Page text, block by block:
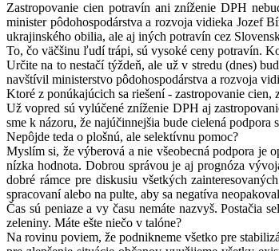
Zastropovanie cien potravín ani zníženie DPH
minister pôdohospodárstva a rozvoja vidieka Jozef
ukrajinského obilia, ale aj iných potravín cez
To, čo väčšinu ľudí trápi, sú vysoké ceny potravín.
Určite na to nestačí týždeň, ale už v stredu (dnes)
navštívil ministerstvo pôdohospodárstva a rozvoja
Ktoré z ponúkajúcich sa riešení - zastropovanie
Už vopred sú vylúčené zníženie DPH aj
sme k názoru, že najúčinnejšia bude cielená
Nepôjde teda o plošnú, ale selektívnu pomoc?
Myslím si, že výberová a nie všeobecná podpora je
nízka hodnota. Dobrou správou je aj prognóza
dobré rámce pre diskusiu všetkých
spracovaní alebo na pulte, aby sa negatíva
Čas sú peniaze a vy času nemáte nazvyš. Postačia
zeleniny. Máte ešte niečo v talóne?
Na rovinu poviem, že podnikneme všetko pre